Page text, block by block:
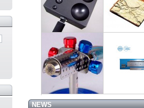
Concentrateur
d'oxygène...
Chalumeau
105,30 €
Palette 12 en 1
112,00 €
NEWS